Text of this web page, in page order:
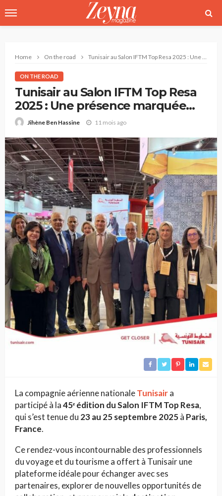
Home On the road Tunisair au Salon IFTM Top Resa 2025 : Une présence marquée pour promouvoir la Tunisie
ON THE ROAD
Tunisair au Salon IFTM Top Resa
2025 : Une présence marquée
pour promouvoir la Tunisie
Jihène Ben Hassine 11 mois ago
La compagnie aérienne nationaleTunisaira
participé à la45ᵉ édition du Salon IFTM Top Resa,
qui s’est tenue du 23 au 25 septembre 2025à Paris,
France.
Ce rendez-vous incontournable des professionnels
du voyage et du tourisme a offert à Tunisair une
plateforme idéale pour échanger avec ses
partenaires, explorer de nouvelles opportunités de